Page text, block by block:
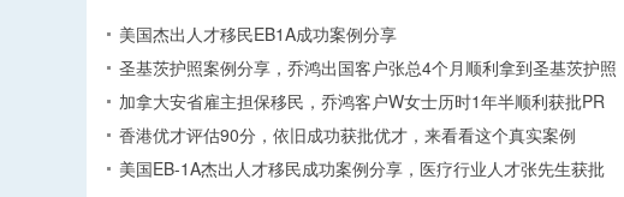
美国杰出人才移民EB1A成功案例分享
圣基茨护照案例分享，乔鸿出国客户张总4个月顺利拿到圣基茨护照
加拿大安省雇主担保移民，乔鸿客户W女士历时1年半顺利获批PR
香港优才评估90分，依旧成功获批优才，来看看这个真实案例
美国EB-1A杰出人才移民成功案例分享，医疗行业人才张先生获批